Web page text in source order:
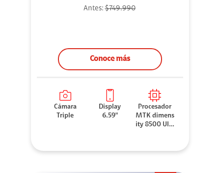
Antes:$749.990
Conoce más
Cámara
Triple
Display
6.59"
Procesador
MTK dimens
ity 8500 Ultr